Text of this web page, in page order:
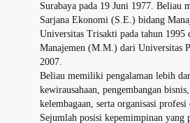
Surabaya pada 19 Juni 1977. Beliau
Sarjana Ekonomi (S.E.) bidang
Universitas Trisakti pada tahun 1995
Manajemen (M.M.) dari Universitas
2007.
Beliau memiliki pengalaman lebih
kewirausahaan, pengembangan
kelembagaan, serta organisasi profesi
Sejumlah posisi kepemimpinan yang